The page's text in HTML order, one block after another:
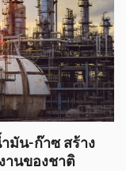
มัน-ก๊าซ สร้าง
านของชาติ